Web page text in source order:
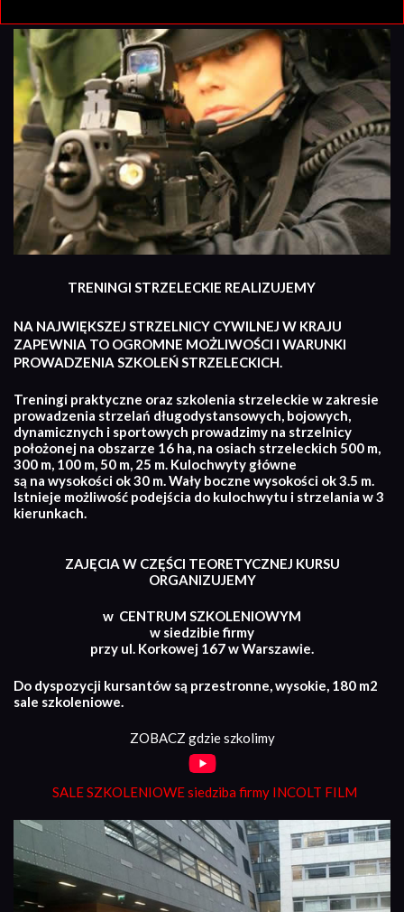
TRENINGI STRZELECKIE REALIZUJEMY
NA NAJWIĘKSZEJ STRZELNICY CYWILNEJ W KRAJU
ZAPEWNIA TO OGROMNE MOŻLIWOŚCI I WARUNKI
PROWADZENIA SZKOLEŃ STRZELECKICH.
Treningi praktyczne oraz szkolenia strzeleckie w zakresie
prowadzenia strzelań długodystansowych, bojowych,
dynamicznych i sportowych prowadzimy na strzelnicy
położonej na obszarze 16 ha, na osiach strzeleckich 500 m,
300 m, 100 m, 50 m, 25 m. Kulochwyty główne
są na wysokości ok 30 m. Wały boczne wysokości ok 3.5 m.
Istnieje możliwość podejścia do kulochwytu i strzelania w 3
kierunkach.
ZAJĘCIA W CZĘŚCI TEORETYCZNEJ KURSU
ORGANIZUJEMY
w CENTRUM SZKOLENIOWYM
w siedzibie firmy
przy ul. Korkowej 167 w Warszawie.
Do dyspozycji kursantów są przestronne, wysokie, 180 m2
sale szkoleniowe.
ZOBACZ gdzie szkolimy
SALE SZKOLENIOWE siedziba firmy INCOLT FILM